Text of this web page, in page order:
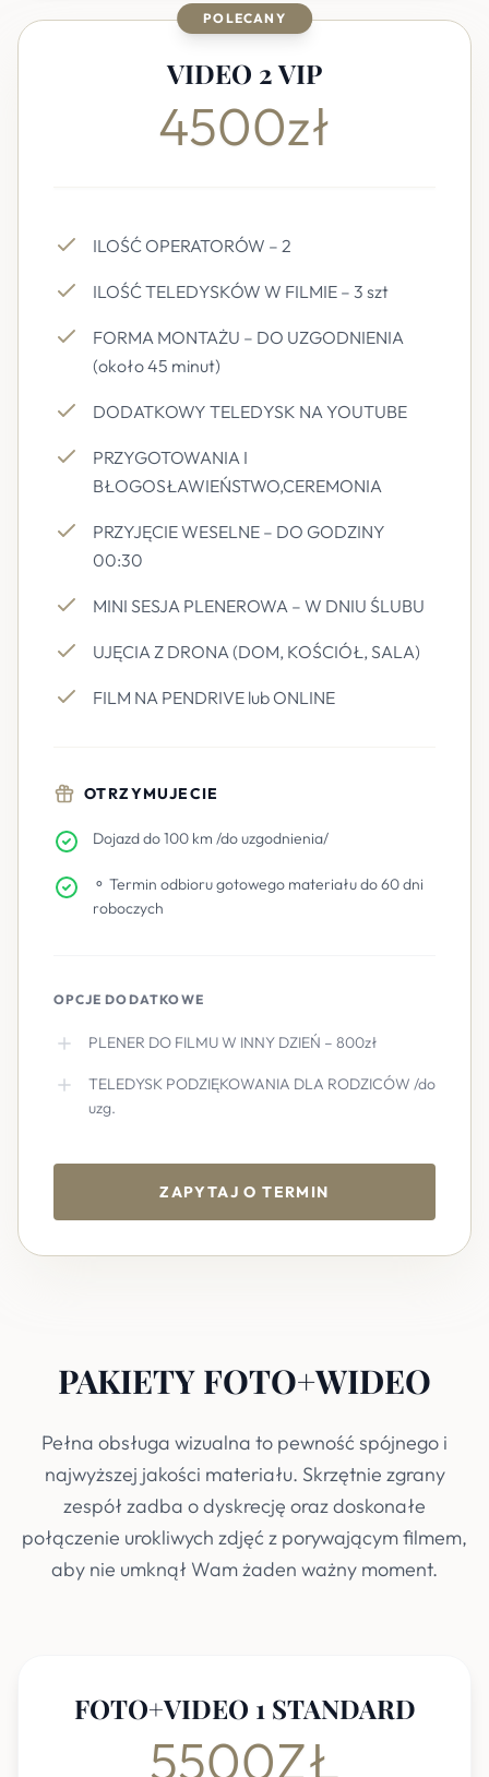
POLECANY
VIDEO 2 VIP
4500zł
ILOŚĆ OPERATORÓW – 2
ILOŚĆ TELEDYSKÓW W FILMIE – 3 szt
FORMA MONTAŻU – DO UZGODNIENIA
(około 45 minut)
DODATKOWY TELEDYSK NA YOUTUBE
PRZYGOTOWANIA I
BŁOGOSŁAWIEŃSTWO,CEREMONIA
PRZYJĘCIE WESELNE – DO GODZINY
00:30
MINI SESJA PLENEROWA – W DNIU ŚLUBU
UJĘCIA Z DRONA (DOM, KOŚCIÓŁ, SALA)
FILM NA PENDRIVE lub ONLINE
OTRZYMUJECIE
Dojazd do 100 km /do uzgodnienia/
⚬ Termin odbioru gotowego materiału do 60 dni
roboczych
OPCJE DODATKOWE
PLENER DO FILMU W INNY DZIEŃ – 800zł
TELEDYSK PODZIĘKOWANIA DLA RODZICÓW /do
uzg.
ZAPYTAJ O TERMIN
PAKIETY FOTO+WIDEO
Pełna obsługa wizualna to pewność spójnego i
najwyższej jakości materiału. Skrzętnie zgrany
zespół zadba o dyskrecję oraz doskonałe
połączenie urokliwych zdjęć z porywającym filmem,
aby nie umknął Wam żaden ważny moment.
FOTO+VIDEO 1 STANDARD
5500ZŁ